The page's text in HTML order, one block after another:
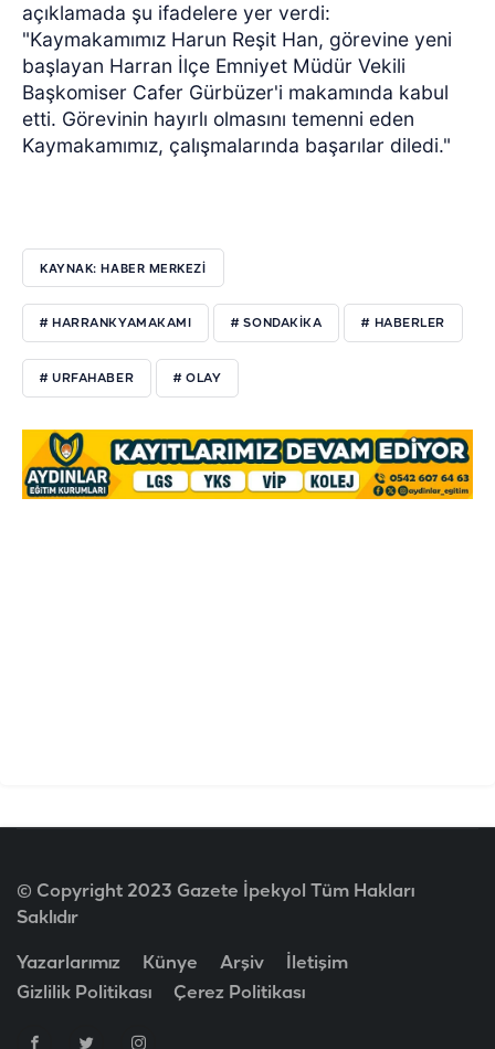
açıklamada şu ifadelere yer verdi:
"Kaymakamımız Harun Reşit Han, görevine yeni
başlayan Harran İlçe Emniyet Müdür Vekili
Başkomiser Cafer Gürbüzer'i makamında kabul
etti. Görevinin hayırlı olmasını temenni eden
Kaymakamımız, çalışmalarında başarılar diledi."
KAYNAK: HABER MERKEZI
# HARRANKYAMAKAMI # SONDAKİKA # HABERLER
# URFAHABER # OLAY
© Copyright 2023 Gazete İpekyol Tüm Hakları
Saklıdır
Yazarlarımız Künye Arşiv
İletişim
Gizlilik Politikası
Çerez Politikası